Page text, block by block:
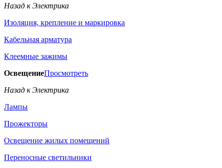
Назад к Электрика
Изоляция, крепление и маркировка
Кабельная арматура
Клеемные зажимы
ОсвещениеПросмотреть
Назад к Электрика
Лампы
Прожекторы
Освещение жилых помещений
Переносные светильники